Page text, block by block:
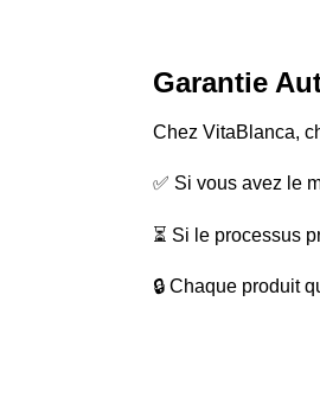
Garantie
Chez VitaBlanca,
✅ Si vous avez le
⏳ Si le processus
🔒 Chaque produit